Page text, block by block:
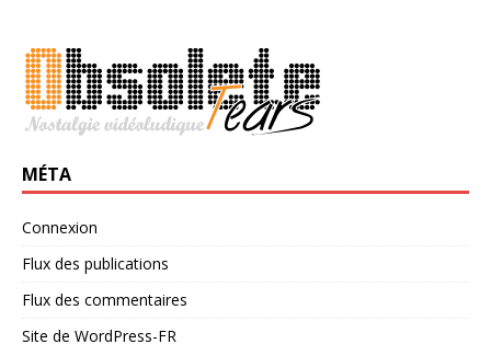
MÉTA
Connexion
Flux des publications
Flux des commentaires
Site de WordPress-FR